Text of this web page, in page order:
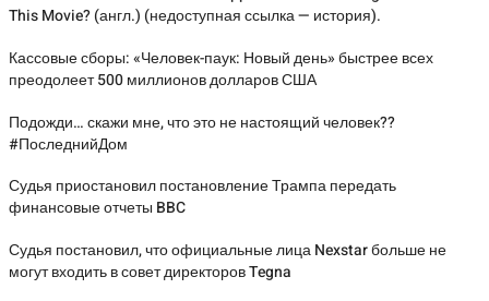
This Movie? (англ.) (недоступная ссылка — история).
Кассовые сборы: «Человек-паук: Новый день» быстрее всех
преодолеет 500 миллионов долларов США
Подожди… скажи мне, что это не настоящий человек??
#ПоследнийДом
Судья приостановил постановление Трампа передать
финансовые отчеты BBC
Судья постановил, что официальные лица Nexstar больше не
могут входить в совет директоров Tegna